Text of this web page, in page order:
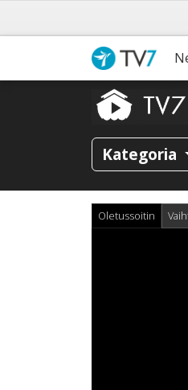
Kategoria
Oletussoitin